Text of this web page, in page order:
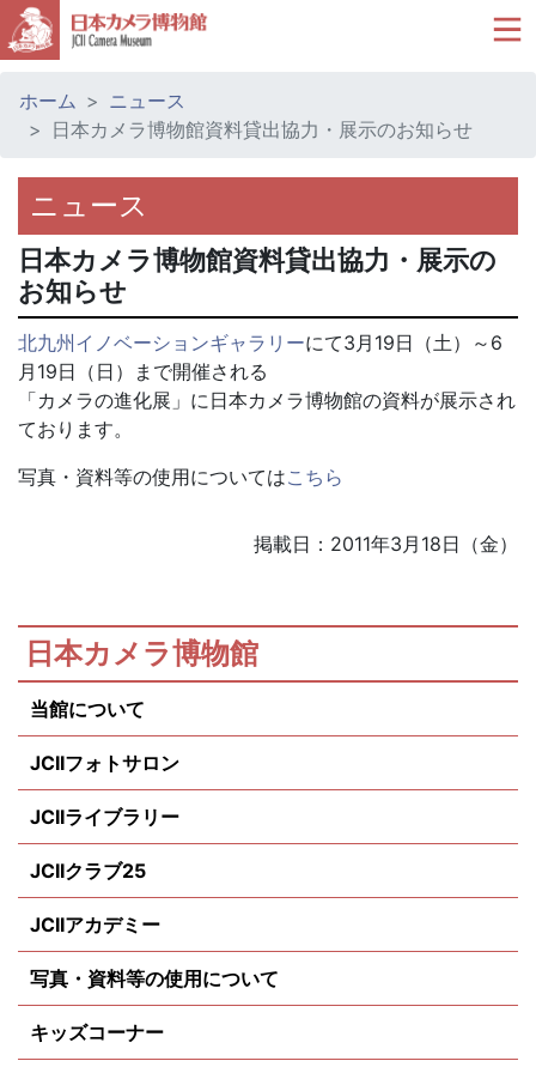
ホーム
ニュース
日本カメラ博物館資料貸出協力・展示のお知らせ
ニュース
日本カメラ博物館資料貸出協力・展示の
お知らせ
北九州イノベーションギャラリーにて3月19日（土）～6
月19日（日）まで開催される
「カメラの進化展」に日本カメラ博物館の資料が展示され
ております。
写真・資料等の使用についてはこちら
掲載日：2011年3月18日（金）
日本カメラ博物館
当館について
JCIIフォトサロン
JCIIライブラリー
JCIIクラブ25
JCIIアカデミー
写真・資料等の使用について
キッズコーナー